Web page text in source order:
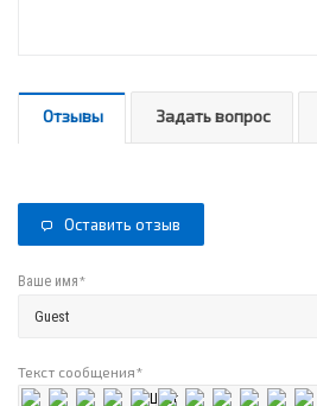
Отзывы Задать вопрос
Оставить отзыв
Ваше имя*
Текст сообщения*